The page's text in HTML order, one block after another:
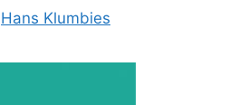
Hans Klumbies